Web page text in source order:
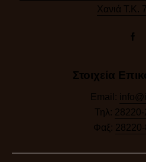
Χανιά Τ.Κ.
Στοιχεία
Email:
Τηλ:
Φαξ: